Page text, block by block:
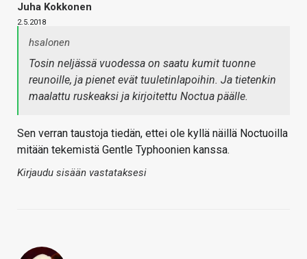
Juha Kokkonen
2.5.2018
hsalonen
Tosin neljässä vuodessa on saatu kumit tuonne
reunoille, ja pienet evät tuuletinlapoihin. Ja tietenkin
maalattu ruskeaksi ja kirjoitettu Noctua päälle.
Sen verran taustoja tiedän, ettei ole kyllä näillä Noctuoilla
mitään tekemistä Gentle Typhoonien kanssa.
Kirjaudu sisään vastataksesi